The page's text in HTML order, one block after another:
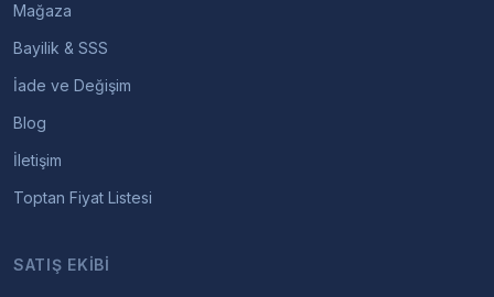
Mağaza
Bayilik & SSS
İade ve Değişim
Blog
İletişim
Toptan Fiyat Listesi
SATIŞ EKIBI